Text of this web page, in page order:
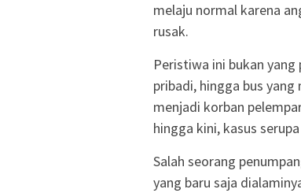
melaju normal karena
rusak.
Peristiwa ini bukan
pribadi, hingga bus
menjadi korban
hingga kini, kasus
Salah seorang
yang baru saja